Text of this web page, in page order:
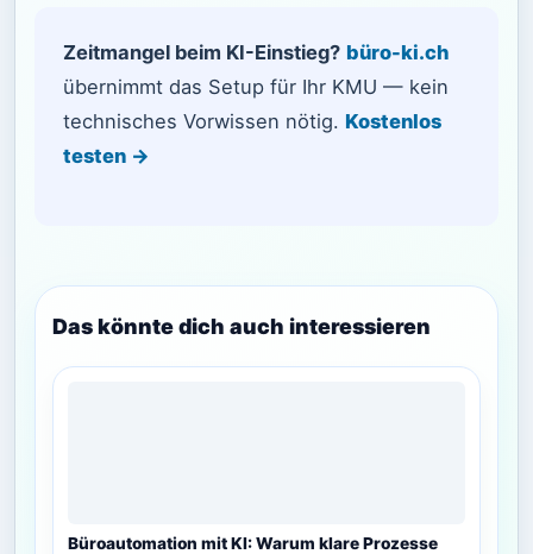
Zeitmangel beim KI-Einstieg? büro-ki.ch
übernimmt das Setup für Ihr KMU — kein
technisches Vorwissen nötig. Kostenlos
testen →
Das könnte dich auch interessieren
Büroautomation mit KI: Warum klare Prozesse